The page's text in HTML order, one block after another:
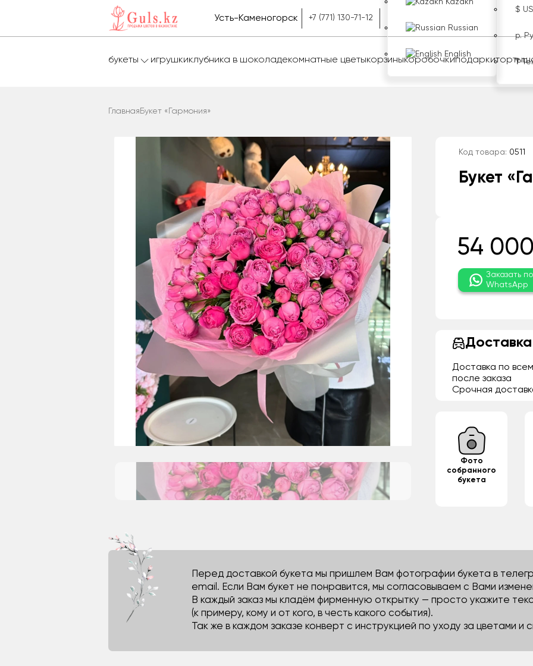
Усть-Каменогорск +7 (771) 130-71-12
Kazakh
Russian
English
$
р.
₸
букеты игрушкиклубника в шоколадекомнатные цветыкорзиныкоробочкиподаркиторты
Главная Букет «Гармония»
Код товара: 0511
Букет
54
Заказать по
WhatsApp
Доставка по
после заказа
Срочная
Фото
собранного
букета
Перед доставкой букета мы пришлем Вам фотографии букета в
email. Если Вам букет не понравится, мы согласовываем с Вами
В каждый заказ мы кладём фирменную открытку — просто укажите
(к примеру, кому и от кого, в честь какого события).
Так же в каждом заказе конверт с инструкцией по уходу за цветами и